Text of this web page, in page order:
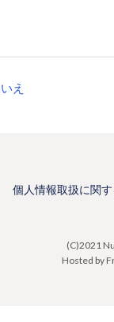
え
個人情報取扱に関
(C)2021
Hosted by